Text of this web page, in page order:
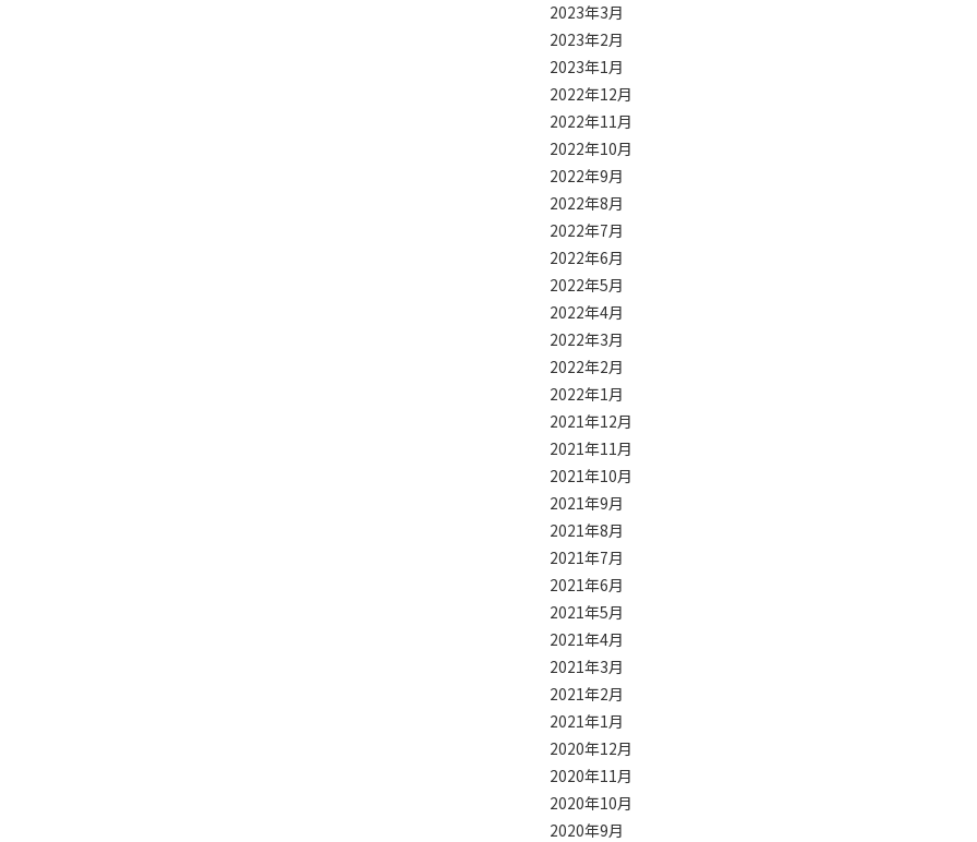
2023年3月
2023年2月
2023年1月
2022年12月
2022年11月
2022年10月
2022年9月
2022年8月
2022年7月
2022年6月
2022年5月
2022年4月
2022年3月
2022年2月
2022年1月
2021年12月
2021年11月
2021年10月
2021年9月
2021年8月
2021年7月
2021年6月
2021年5月
2021年4月
2021年3月
2021年2月
2021年1月
2020年12月
2020年11月
2020年10月
2020年9月